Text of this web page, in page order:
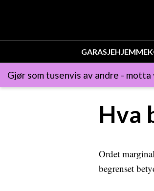
GARASJE
Gjør som tusenvis av andre -
Hva
Ordet
begrenset